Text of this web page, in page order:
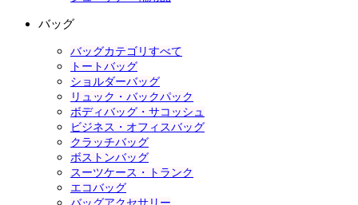
バッグ
バッグカテゴリすべて
トートバッグ
ショルダーバッグ
リュック・バックパック
ボディバッグ・サコッシュ
ビジネス・オフィスバッグ
クラッチバッグ
ボストンバッグ
スーツケース・トランク
エコバッグ